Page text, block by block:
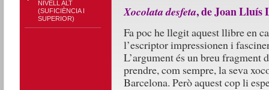
NIVELL ALT
(SUFICIÈNCIA I
SUPERIOR)
Xocolatadesfeta, de Joan Lluís
Fa poc he llegit aquest llibre en
l’escriptor impressionen i
L’argument és un breu fragment
prendre, com sempre, la seva
Barcelona. Però aquest cop li